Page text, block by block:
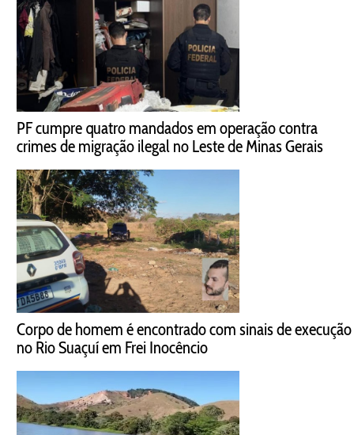
PF cumpre quatro mandados em operação contra
crimes de migração ilegal no Leste de Minas Gerais
Corpo de homem é encontrado com sinais de execução
no Rio Suaçuí em Frei Inocêncio